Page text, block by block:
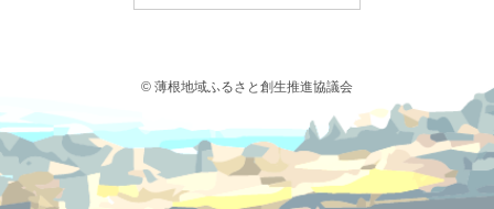
© 薄根地域ふるさと創生推進協議会